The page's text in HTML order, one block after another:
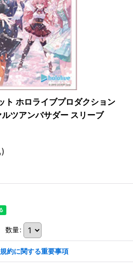
ト ホロライブプロダクション
ツアンバサダー スリーブ
数量:
約に関する重要事項